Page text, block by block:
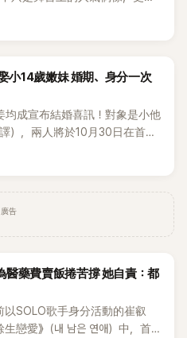
節目中透露，自己在美國就讀
小14歲嫩妹 婚期、身分一次
均成宣布結婚喜訊！對象是小他
），兩人將於10月30日在首爾
發關注。
廣告
醫藥費賣飯捲苦撐 她自責：都
SOLO歌手身分活動的崔叡
戀愛》（내 남은 연애）中，首